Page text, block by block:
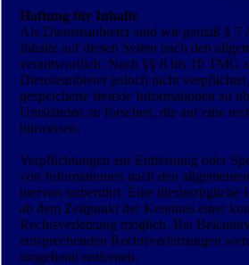
Haftung für Inhalte
Als Diensteanbieter sind wir gemäß §
Inhalte auf diesen Seiten nach den
verantwortlich. Nach §§ 8 bis 10 TMG
Diensteanbieter jedoch nicht
gespeicherte fremde Informationen zu
Umständen zu forschen, die auf eine
hinweisen.
Verpflichtungen zur Entfernung oder
von Informationen nach den
hiervon unberührt. Eine diesbezügliche
ab dem Zeitpunkt der Kenntnis einer
Rechtsverletzung möglich. Bei
entsprechenden Rechtsverletzungen
umgehend entfernen.